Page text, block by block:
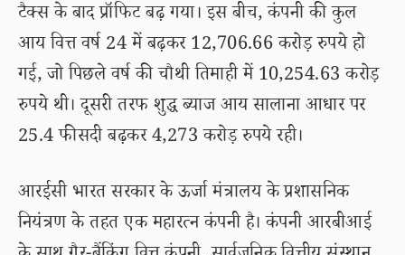
टैक्स के बाद प्रॉफिट बढ़ गया। इस बीच, कंपनी की कुल
आय वित्त वर्ष 24 में बढ़कर 12,706.66 करोड़ रुपये हो
गई, जो पिछले वर्ष की चौथी तिमाही में 10,254.63 करोड़
रुपये थी। दूसरी तरफ शुद्ध ब्याज आय सालाना आधार पर
25.4 फीसदी बढ़कर 4,273 करोड़ रुपये रही।
आरईसी भारत सरकार के ऊर्जा मंत्रालय के प्रशासनिक
नियंत्रण के तहत एक महारत्न कंपनी है। कंपनी आरबीआई